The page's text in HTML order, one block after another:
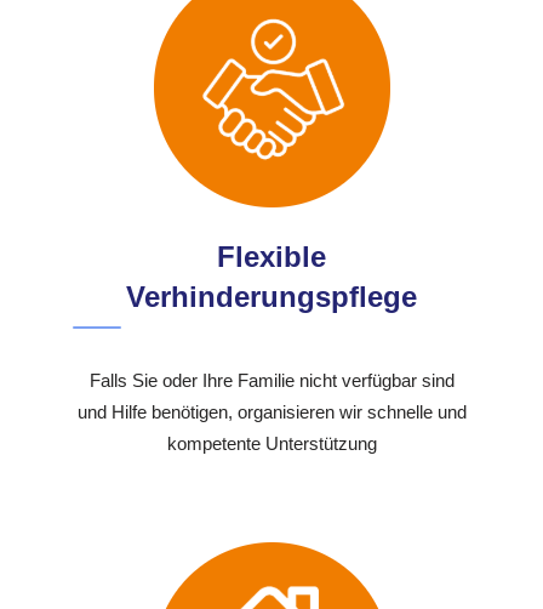
Flexible
Verhinderungspflege
Falls Sie oder Ihre Familie nicht verfügbar sind
und Hilfe benötigen, organisieren wir schnelle und
kompetente Unterstützung